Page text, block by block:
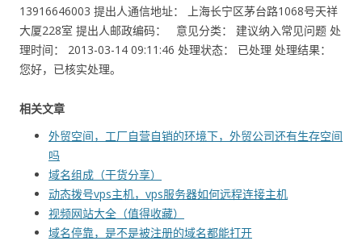
13916646003 提出人通信地址： 上海长宁区茅台路1068号天祥
大厦228室 提出人邮政编码： 意见分类： 建议纳入常见问题 处
理时间： 2013-03-14 09:11:46 处理状态： 已处理 处理结果：
您好，已核实处理。
相关文章
外贸空间，工厂自营自销的环境下，外贸公司还有生存空间
吗
域名组成（干货分享）
动态拨号vps主机，vps服务器如何远程连接主机
视频网站大全（值得收藏）
域名停靠，是不是被注册的域名都能打开